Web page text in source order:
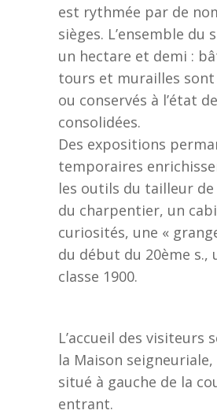
est rythmée par de
sièges. L’ensemble du
un hectare et demi :
tours et murailles
ou conservés à l’état
consolidées.
Des expositions
temporaires
les outils du tailleur
du charpentier, un
curiosités, une «
du début du 20ème s.,
classe 1900.
L’accueil des visiteurs
la Maison
situé à gauche de la
entrant.